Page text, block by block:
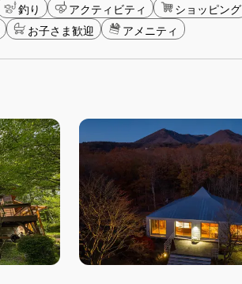
釣り アクティビティ
ショッピング
お子さま歓迎 アメニティ